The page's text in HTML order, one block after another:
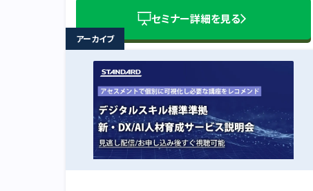
セミナー詳細を見る
アーカイブ